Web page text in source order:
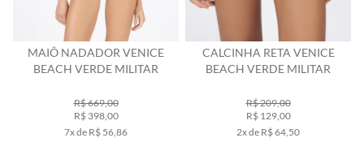
CALCINHA RETA VENICE
BEACH VERDE MILITAR
R$ 209,00
R$ 129,00
2x de R$ 64,50
SHORTS HOT PANTS VENICE
BEACH VERDE MILITAR
R$ 309,00
R$ 189,00
3x de R$ 63,00